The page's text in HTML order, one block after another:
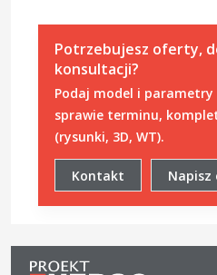
Potrzebujesz oferty,
konsultacji?
Podaj model i
sprawie terminu,
(rysunki, 3D, WT).
Kontakt Napisz